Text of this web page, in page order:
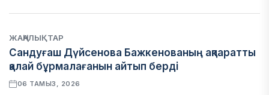
ЖАҢАЛЫҚТАР
Сандуғаш Дүйсенова Бажкенованың ақпаратты
қалай бұрмалағанын айтып берді
06 ТАМЫЗ, 2026